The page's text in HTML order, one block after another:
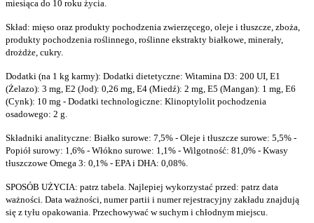
miesiąca do 10 roku życia.
Skład: mięso oraz produkty pochodzenia zwierzęcego, oleje i tłuszcze, zboża,
produkty pochodzenia roślinnego, roślinne ekstrakty białkowe, minerały,
drożdże, cukry.
Dodatki (na 1 kg karmy): Dodatki dietetyczne: Witamina D3: 200 UI, E1
(Żelazo): 3 mg, E2 (Jod): 0,26 mg, E4 (Miedź): 2 mg, E5 (Mangan): 1 mg, E6
(Cynk): 10 mg - Dodatki technologiczne: Klinoptylolit pochodzenia
osadowego: 2 g.
Składniki analityczne: Białko surowe: 7,5% - Oleje i tłuszcze surowe: 5,5% -
Popiół surowy: 1,6% - Włókno surowe: 1,1% - Wilgotność: 81,0% - Kwasy
tłuszczowe Omega 3: 0,1% - EPA i DHA: 0,08%.
SPOSÓB UŻYCIA: patrz tabela. Najlepiej wykorzystać przed: patrz data
ważności. Data ważności, numer partii i numer rejestracyjny zakładu znajdują
się z tyłu opakowania. Przechowywać w suchym i chłodnym miejscu.